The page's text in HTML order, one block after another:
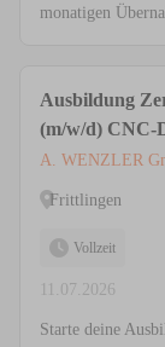
monatigen
Ausbildung
(m/w/d) CNC-
A. WENZLER
Frittlingen
Vollzeit
11.07.2026
Starte deine